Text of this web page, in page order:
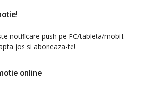
notificare push pe PC/tableta/mobill.
jos si aboneaza-te!
online